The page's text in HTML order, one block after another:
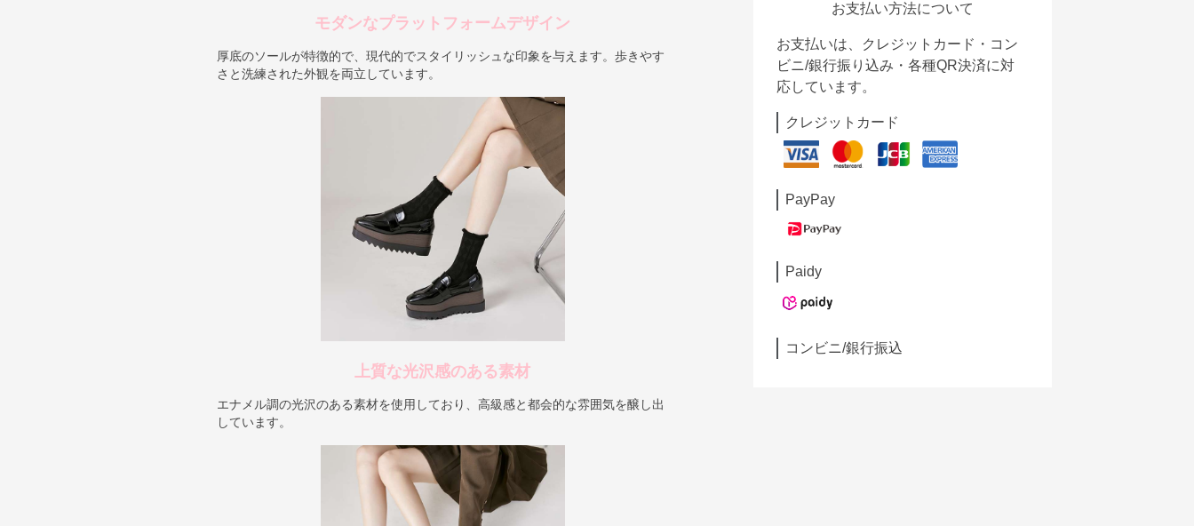
モダンなプラットフォームデザイン
厚底のソールが特徴的で、現代的でスタイリッシュな印象を与えます。歩きやす
さと洗練された外観を両立しています。
上質な光沢感のある素材
エナメル調の光沢のある素材を使用しており、高級感と都会的な雰囲気を醸し出
しています。
お支払い方法について
お支払いは、クレジットカード・コン
ビニ/銀行振り込み・各種QR決済に対
応しています。
クレジットカード
PayPay
Paidy
コンビニ/銀行振込